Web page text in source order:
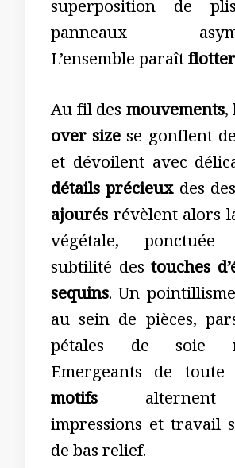
superposition de
panneaux
L’ensemble paraîtflotter
Au fil des mouvements,
over size se gonflent
et dévoilent avec
détails précieuxdes
ajourés révèlent alors
végétale,
subtilité des touches
sequins. Un
au sein de pièces,
pétales de soie
Emergeants de
motifs alternent
impressions et travail
de bas relief.